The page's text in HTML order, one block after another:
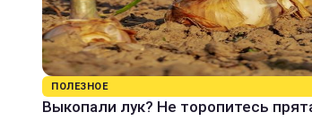
ПОЛЕЗНОЕ
Выкопали лук? Не торопитесь